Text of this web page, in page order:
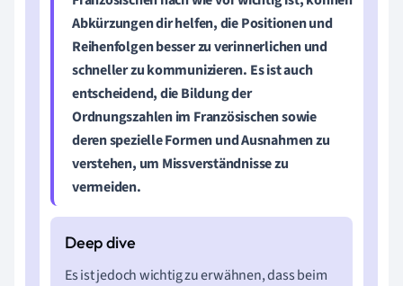
Abkürzungen dir helfen, die Positionen und
Reihenfolgen besser zu verinnerlichen und
schneller zu kommunizieren. Es ist auch
entscheidend, dieBildung der
Ordnungszahlen im Französischensowie
derenspezielle FormenundAusnahmenzu
verstehen, um Missverständnisse zu
vermeiden.
Es ist jedoch wichtig zu erwähnen, dass beim